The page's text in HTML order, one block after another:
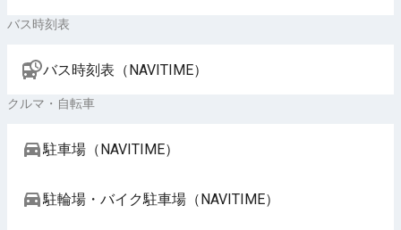
バス時刻表
バス時刻表（NAVITIME）
クルマ・自転車
駐車場（NAVITIME）
駐輪場・バイク駐車場（NAVITIME）